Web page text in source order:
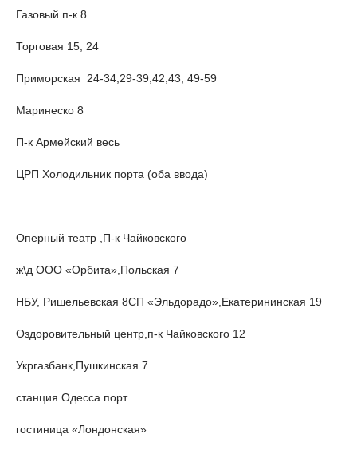
Газовый п-к 8
Торговая 15, 24
Приморская 24-34,29-39,42,43, 49-59
Маринеско 8
П-к Армейский весь
ЦРП Холодильник порта (оба ввода)
Оперный театр ,П-к Чайковского
ж\д ООО «Орбита»,Польская 7
НБУ, Ришельевская 8СП «Эльдорадо»,Екатерининская 19
Оздоровительный центр,п-к Чайковского 12
Укргазбанк,Пушкинская 7
станция Одесса порт
гостиница «Лондонская»